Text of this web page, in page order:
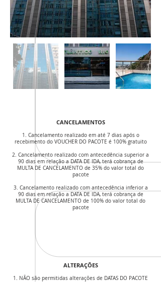
1. Cancelamento realizado em até 7 dias após o
recebimento do VOUCHER DO PACOTE é 100% gratuito
2. Cancelamento realizado com antecedência superior a
90 dias em relação a DATA DE IDA, terá cobrança de
MULTA DE CANCELAMENTO de 35% do valor total do
pacote
3. Cancelamento realizado com antecedência inferior a
90 dias em relação a DATA DE IDA, terá cobrança de
MULTA DE CANCELAMENTO de 100% do valor total do
pacote
CANCELAMENTOS
1. NÃO são permitidas alterações de DATAS DO PACOTE
ALTERAÇÕES